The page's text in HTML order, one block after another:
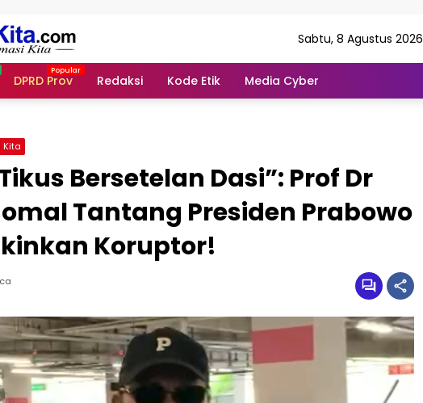
Sabtu, 8 Agustus 2026
DPRD Prov Redaksi Kode Etik Media Cyber
Kita
Bersetelan Dasi”: Prof Dr
Tantang Presiden Prabowo
Koruptor!